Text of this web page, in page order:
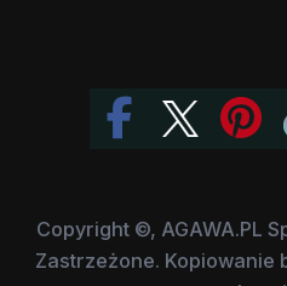
Copyright ©, AGAWA.PL
Zastrzeżone. Kopiowanie